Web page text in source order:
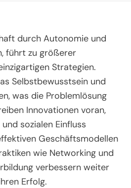
durch Autonomie und
führt zu größerer
Strategien.
Selbstbewusstsein und
was die Problemlösung
Innovationen voran,
sozialen Einfluss
Geschäftsmodellen
wie Networking und
verbessern weiter
Erfolg.